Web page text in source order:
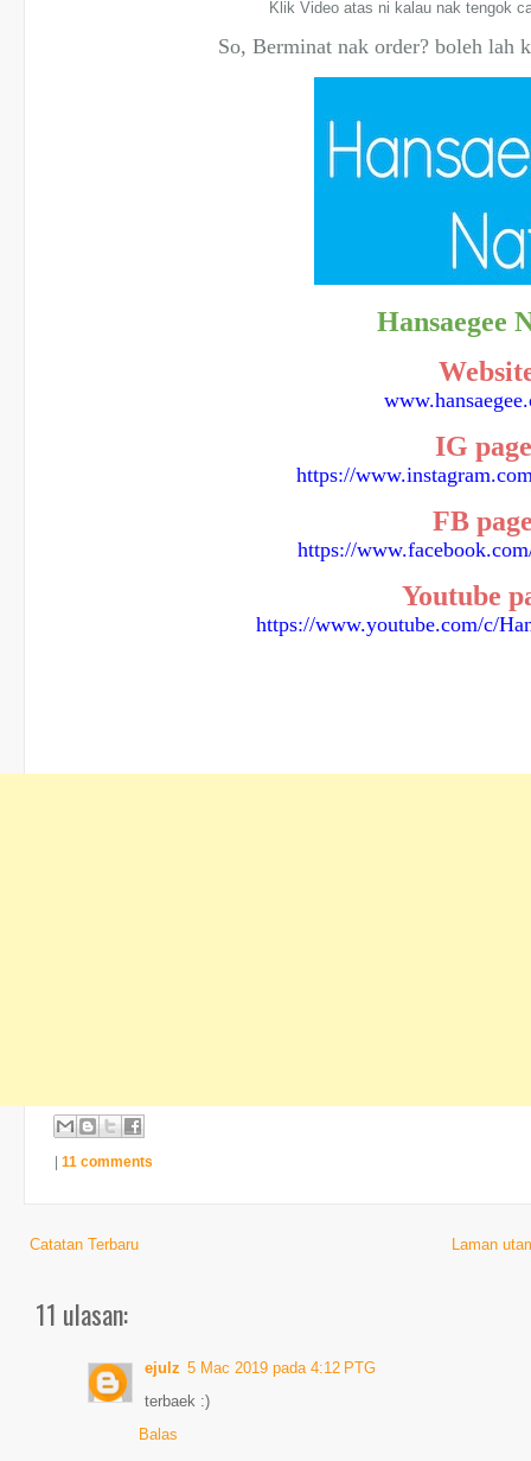
Klik Video atas ni kalau nak tengok
So, Berminat nak order? boleh
Hansaegee
IG
https://
FB
https://
Youtube
https://www.youtube.com/c/
| 11 comments
Catatan Terbaru Laman
11 ulasan:
ejulz 5 Mac 2019 pada 4:12 PTG
terbaek :)
Balas